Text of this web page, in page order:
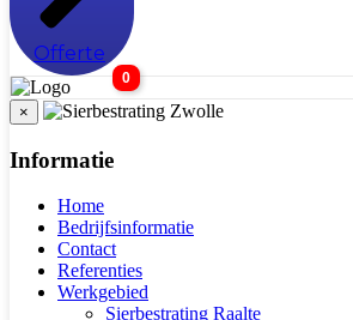
Offerte
0
×
Informatie
Home
Bedrijfsinformatie
Contact
Referenties
Werkgebied
Sierbestrating Raalte